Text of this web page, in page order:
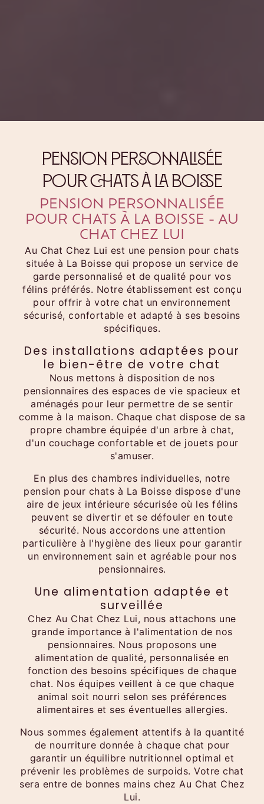
pension personnalisée
pour chats à La Boisse
PENSION PERSONNALISÉE
POUR CHATS À LA BOISSE - AU
CHAT CHEZ LUI
Au Chat Chez Lui est une pension pour chats
située à La Boisse qui propose un service de
garde personnalisé et de qualité pour vos
félins préférés. Notre établissement est conçu
pour offrir à votre chat un environnement
sécurisé, confortable et adapté à ses besoins
spécifiques.
Des installations adaptées pour
le bien-être de votre chat
Nous mettons à disposition de nos
pensionnaires des espaces de vie spacieux et
aménagés pour leur permettre de se sentir
comme à la maison. Chaque chat dispose de sa
propre chambre équipée d'un arbre à chat,
d'un couchage confortable et de jouets pour
s'amuser.
En plus des chambres individuelles, notre
pension pour chats à La Boisse dispose d'une
aire de jeux intérieure sécurisée où les félins
peuvent se divertir et se défouler en toute
sécurité. Nous accordons une attention
particulière à l'hygiène des lieux pour garantir
un environnement sain et agréable pour nos
pensionnaires.
Une alimentation adaptée et
surveillée
Chez Au Chat Chez Lui, nous attachons une
grande importance à l'alimentation de nos
pensionnaires. Nous proposons une
alimentation de qualité, personnalisée en
fonction des besoins spécifiques de chaque
chat. Nos équipes veillent à ce que chaque
animal soit nourri selon ses préférences
alimentaires et ses éventuelles allergies.
Nous sommes également attentifs à la quantité
de nourriture donnée à chaque chat pour
garantir un équilibre nutritionnel optimal et
prévenir les problèmes de surpoids. Votre chat
sera entre de bonnes mains chez Au Chat Chez
Lui.